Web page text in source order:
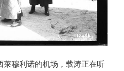
莱穆利诺的机场，载涛正在听